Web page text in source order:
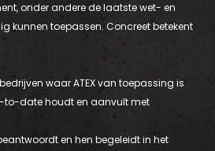
onder andere de laatste wet- en
kunnen toepassen. Concreet betekent
waar ATEX van toepassing is
date houdt en aanvult met
en hen begeleidt in het